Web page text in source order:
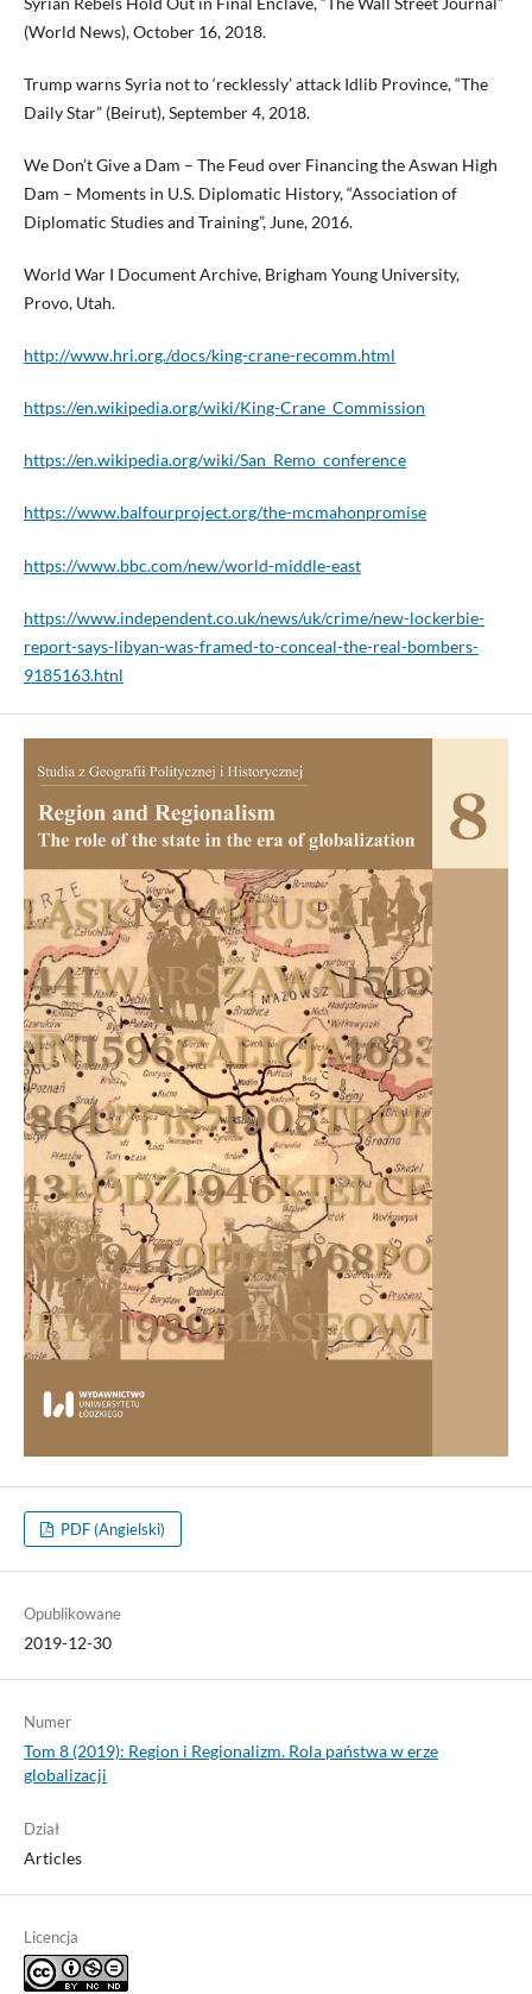
(World News), October 16, 2018.
Trump warns Syria not to ‘recklessly’ attack Idlib Province, “The
Daily Star” (Beirut), September 4, 2018.
We Don’t Give a Dam – The Feud over Financing the Aswan High
Dam – Moments in U.S. Diplomatic History, “Association of
Diplomatic Studies and Training”, June, 2016.
World War I Document Archive, Brigham Young University,
Provo, Utah.
http://www.hri.org./docs/king-crane-recomm.html
https://en.wikipedia.org/wiki/King-Crane_Commission
https://en.wikipedia.org/wiki/San_Remo_conference
https://www.balfourproject.org/the-mcmahonpromise
https://www.bbc.com/new/world-middle-east
https://www.independent.co.uk/news/uk/crime/new-lockerbie-
report-says-libyan-was-framed-to-conceal-the-real-bombers-
9185163.htnl
PDF (Angielski)
Opublikowane
2019-12-30
Numer
Tom 8 (2019): Region i Regionalizm. Rola państwa w erze
globalizacji
Dział
Articles
Licencja